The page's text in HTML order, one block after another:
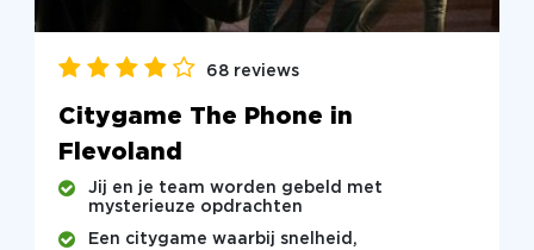
68 reviews
Citygame The Phone in
Flevoland
Jij en je team worden gebeld met
mysterieuze opdrachten
Een citygame waarbij snelheid,